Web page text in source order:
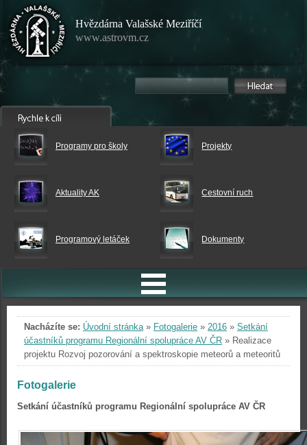
Hvězdárna Valašské Meziříčí
www.astrovm.cz
Programy pro školy Projekty
Aktuality AK Cestovní ruch
Programový letáček Dokumenty
Nacházíte se: Úvodní stránka» Fotogalerie » 2016 » Setkání
účastníků programu Regionální spolupráce AV ČR » Realizace
projektu Rozvoj pozorování a spektroskopie meteorů a meteoritů
Fotogalerie
Setkání účastníků programu Regionální spolupráce AV ČR